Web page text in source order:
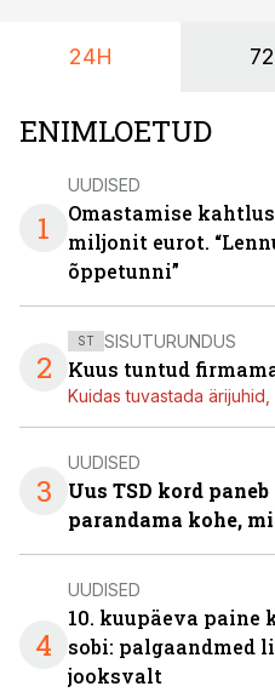
24H
ENIMLOETUD
1
UUDISED
Omastamise
miljonit eurot.
õppetunni”
2
ST SISUTURUNDUS
Kuus tuntud
Kuidas tuvastada
3
UUDISED
Uus TSD kord
parandama kohe,
4
UUDISED
10. kuupäeva paine
sobi: palgaandmed
jooksvalt